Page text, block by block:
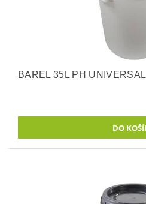
BAREL 35L PH UNIVERSAL